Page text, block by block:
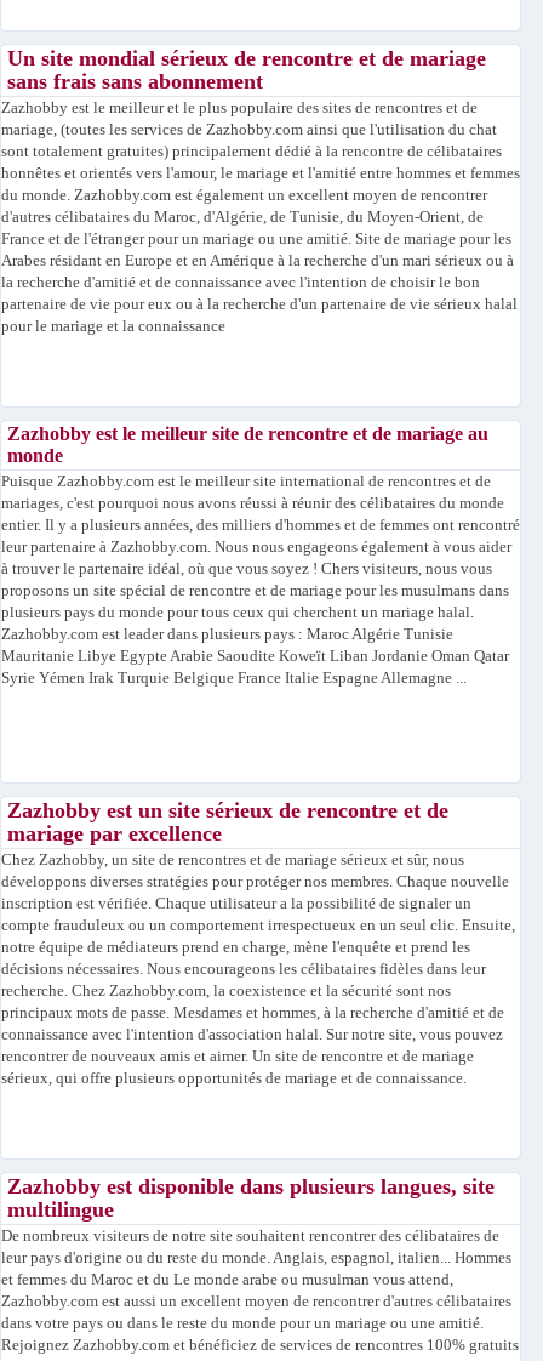
Un site mondial sérieux de rencontre et de mariage
sans frais sans abonnement
Zazhobby est le meilleur et le plus populaire des sites de rencontres et de
mariage, (toutes les services de Zazhobby.com ainsi que l'utilisation du chat
sont totalement gratuites) principalement dédié à la rencontre de célibataires
honnêtes et orientés vers l'amour, le mariage et l'amitié entre hommes et femmes
du monde. Zazhobby.com est également un excellent moyen de rencontrer
d'autres célibataires du Maroc, d'Algérie, de Tunisie, du Moyen-Orient, de
France et de l'étranger pour un mariage ou une amitié. Site de mariage pour les
Arabes résidant en Europe et en Amérique à la recherche d'un mari sérieux ou à
la recherche d'amitié et de connaissance avec l'intention de choisir le bon
partenaire de vie pour eux ou à la recherche d'un partenaire de vie sérieux halal
pour le mariage et la connaissance
Zazhobby est le meilleur site de rencontre et de mariage au
monde
Puisque Zazhobby.com est le meilleur site international de rencontres et de
mariages, c'est pourquoi nous avons réussi à réunir des célibataires du monde
entier. Il y a plusieurs années, des milliers d'hommes et de femmes ont rencontré
leur partenaire à Zazhobby.com. Nous nous engageons également à vous aider
à trouver le partenaire idéal, où que vous soyez ! Chers visiteurs, nous vous
proposons un site spécial de rencontre et de mariage pour les musulmans dans
plusieurs pays du monde pour tous ceux qui cherchent un mariage halal.
Zazhobby.com est leader dans plusieurs pays : Maroc Algérie Tunisie
Mauritanie Libye Egypte Arabie Saoudite Koweït Liban Jordanie Oman Qatar
Syrie Yémen Irak Turquie Belgique France Italie Espagne Allemagne ...
Zazhobby est un site sérieux de rencontre et de
mariage par excellence
Chez Zazhobby, un site de rencontres et de mariage sérieux et sûr, nous
développons diverses stratégies pour protéger nos membres. Chaque nouvelle
inscription est vérifiée. Chaque utilisateur a la possibilité de signaler un
compte frauduleux ou un comportement irrespectueux en un seul clic. Ensuite,
notre équipe de médiateurs prend en charge, mène l'enquête et prend les
décisions nécessaires. Nous encourageons les célibataires fidèles dans leur
recherche. Chez Zazhobby.com, la coexistence et la sécurité sont nos
principaux mots de passe. Mesdames et hommes, à la recherche d'amitié et de
connaissance avec l'intention d'association halal. Sur notre site, vous pouvez
rencontrer de nouveaux amis et aimer. Un site de rencontre et de mariage
sérieux, qui offre plusieurs opportunités de mariage et de connaissance.
Zazhobby est disponible dans plusieurs langues, site
multilingue
De nombreux visiteurs de notre site souhaitent rencontrer des célibataires de
leur pays d'origine ou du reste du monde. Anglais, espagnol, italien... Hommes
et femmes du Maroc et du Le monde arabe ou musulman vous attend,
Zazhobby.com est aussi un excellent moyen de rencontrer d'autres célibataires
dans votre pays ou dans le reste du monde pour un mariage ou une amitié.
Rejoignez Zazhobby.com et bénéficiez de services de rencontres 100% gratuits